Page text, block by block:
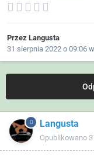
Przez Langusta
31 sierpnia 2022 o 09:06 w
Langusta
Opublikowano